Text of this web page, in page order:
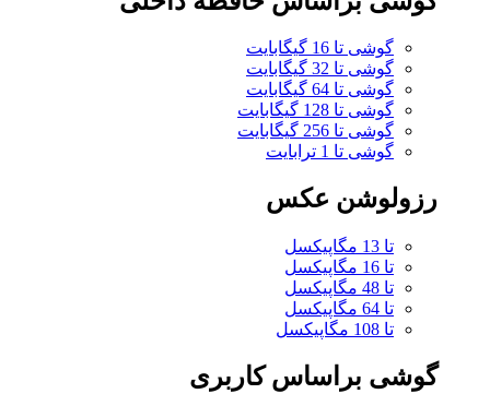
گوشی تا 16 گیگابایت
گوشی تا 32 گیگابایت
گوشی تا 64 گیگابایت
گوشی تا 128 گیگابایت
گوشی تا 256 گیگابایت
گوشی تا 1 ترابایت
رزولوشن عکس
تا 13 مگاپیکسل
تا 16 مگاپیکسل
تا 48 مگاپیکسل
تا 64 مگاپیکسل
تا 108 مگاپیکسل
گوشی براساس کاربری